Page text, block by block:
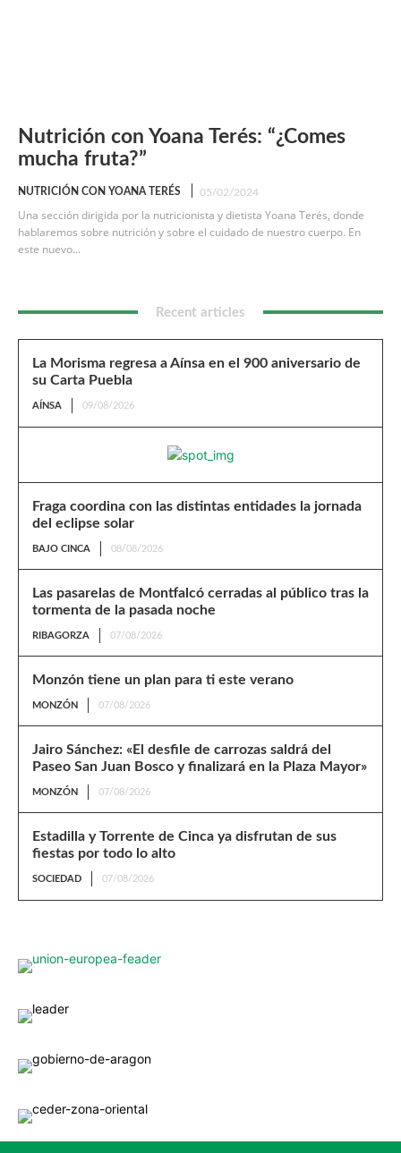
Nutrición con Yoana Terés: “¿Comes
mucha fruta?”
NUTRICIÓN CON YOANA TERÉS 05/02/2024
Una sección dirigida por la nutricionista y dietista Yoana Terés, donde
hablaremos sobre nutrición y sobre el cuidado de nuestro cuerpo. En
este nuevo...
Recent articles
La Morisma regresa a Aínsa en el 900 aniversario de
su Carta Puebla
AÍNSA 09/08/2026
Fraga coordina con las distintas entidades la jornada
del eclipse solar
BAJO CINCA 08/08/2026
Las pasarelas de Montfalcó cerradas al público tras la
tormenta de la pasada noche
RIBAGORZA 07/08/2026
Monzón tiene un plan para ti este verano
MONZÓN 07/08/2026
Jairo Sánchez: «El desfile de carrozas saldrá del
Paseo San Juan Bosco y finalizará en la Plaza Mayor»
MONZÓN 07/08/2026
Estadilla y Torrente de Cinca ya disfrutan de sus
fiestas por todo lo alto
SOCIEDAD 07/08/2026